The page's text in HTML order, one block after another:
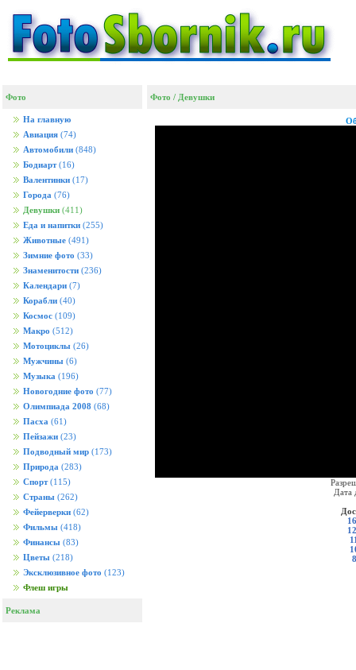
Фото
На главную
Авиация (74)
Автомобили (848)
Бодиарт (16)
Валентинки (17)
Города (76)
Девушки (411)
Еда и напитки (255)
Животные (491)
Зимние фото (33)
Знаменитости (236)
Календари (7)
Корабли (40)
Космос (109)
Макро (512)
Мотоциклы (26)
Мужчины (6)
Музыка (196)
Новогодние фото (77)
Олимпиада 2008 (68)
Пасха (61)
Пейзажи (23)
Подводный мир (173)
Природа (283)
Спорт (115)
Страны (262)
Фейерверки (62)
Фильмы (418)
Финансы (83)
Цветы (218)
Эксклюзивное фото (123)
Флеш игры
Реклама
Фото / Девушки
Дата